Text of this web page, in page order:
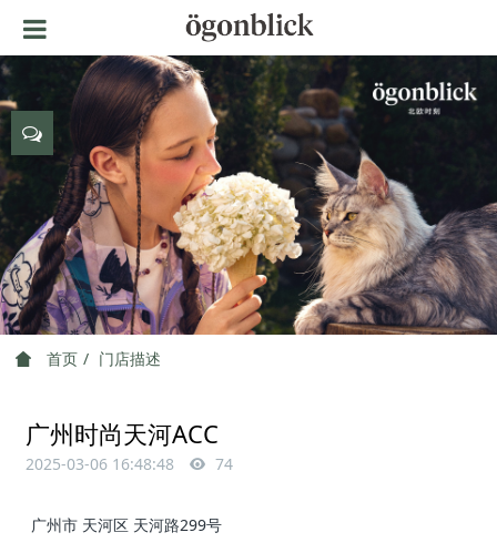
首页 门店描述
广州时尚天河ACC
2025-03-06 16:48:48 74
广州市 天河区 天河路299号